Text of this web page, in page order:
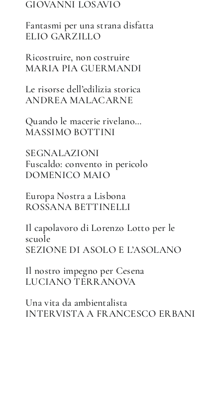
GIOVANNI LOSAVIO
Fantasmi per una strana disfatta
ELIO GARZILLO
Ricostruire, non costruire
MARIA PIA GUERMANDI
Le risorse dell’edilizia storica
ANDREA MALACARNE
Quando le macerie rivelano…
MASSIMO BOTTINI
SEGNALAZIONI
Fuscaldo: convento in pericolo
DOMENICO MAIO
Europa Nostra a Lisbona
ROSSANA BETTINELLI
Il capolavoro di Lorenzo Lotto per le
scuole
SEZIONE DI ASOLO E L’ASOLANO
Il nostro impegno per Cesena
LUCIANO TERRANOVA
Una vita da ambientalista
INTERVISTA A FRANCESCO ERBANI